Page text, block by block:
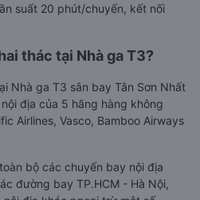
suất 20 phút/chuyến, kết nối
thác tại Nhà ga T3?
Nhà ga T3 sân bay Tân Sơn Nhất
địa của 5 hãng hàng không
Airlines, Vasco, Bamboo Airways
bộ các chuyến bay nội địa
đường bay TP.HCM - Hà Nội,